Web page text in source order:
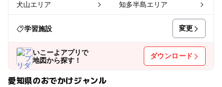
犬山エリア 知多半島エリア
学習施設 変更
いこーよアプリで
地図から探す！
ダウンロード
愛知県のおでかけジャンル